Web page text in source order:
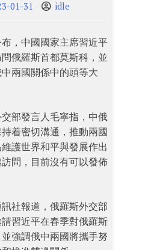
01-31 idle
，中國國家主席習近平
俄羅斯首都莫斯科，並
兩國關係中的頭等大
部發言人毛寧指，中俄
着密切溝通，推動兩國
護世界和平與發展作出
問，目前沒有可以發佈
社報道，俄羅斯外交部
習近平在春季對俄羅斯
強調俄中兩國將攜手努